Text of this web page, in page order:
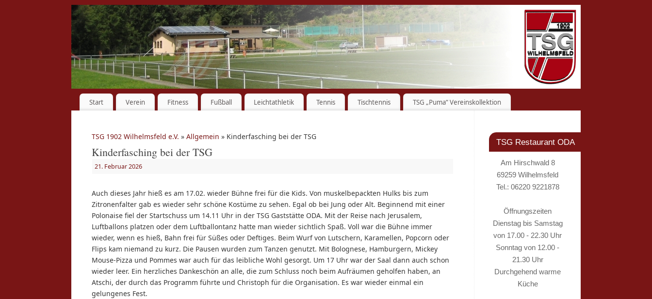
Start Verein Fitness Fußball Leichtathletik Tennis Tischtennis TSG „Puma“ Vereinskollektion
TSG 1902 Wilhelmsfeld e.V. » Allgemein » Kinderfasching bei der TSG
Kinderfasching bei der TSG
21. Februar 2026
Auch dieses Jahr hieß es am 17.02. wieder Bühne frei für die Kids. Von muskelbepackten Hulks bis zum
Zitronenfalter gab es wieder sehr schöne Kostüme zu sehen. Egal ob bei Jung oder Alt. Beginnend mit einer
Polonaise fiel der Startschuss um 14.11 Uhr in der TSG Gaststätte ODA. Mit der Reise nach Jerusalem,
Luftballons platzen oder dem Luftballontanz hatte man wieder sichtlich Spaß. Voll war die Bühne immer
wieder, wenn es hieß, Bahn frei für Süßes oder Deftiges. Beim Wurf von Lutschern, Karamellen, Popcorn oder
Flips kam niemand zu kurz. Die Pausen wurden zum Tanzen genutzt. Mit Bolognese, Hamburgern, Mickey
Mouse-Pizza und Pommes war auch für das leibliche Wohl gesorgt. Um 17 Uhr war der Saal dann auch schon
wieder leer. Ein herzliches Dankeschön an alle, die zum Schluss noch beim Aufräumen geholfen haben, an
Atschi, der durch das Programm führte und Christoph für die Organisation. Es war wieder einmal ein
gelungenes Fest.
TSG Restaurant ODA
Am Hirschwald 8
69259 Wilhelmsfeld
Tel.: 06220 9221878
Öffnungszeiten
Dienstag bis Samstag
von 17.00 - 22.30 Uhr
Sonntag von 12.00 -
21.30 Uhr
Durchgehend warme
Küche